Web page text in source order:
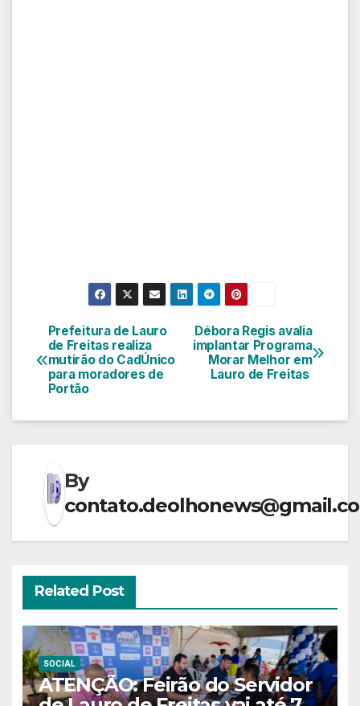
Navegação
de
Débora Regis avalia
implantar Programa
Morar Melhor em
Lauro de Freitas
Prefeitura de Lauro
de Freitas realiza
mutirão do CadÚnico
para moradores de
Portão
By
Related Post
SOCIAL
ATENÇÃO: Feirão do Servidor